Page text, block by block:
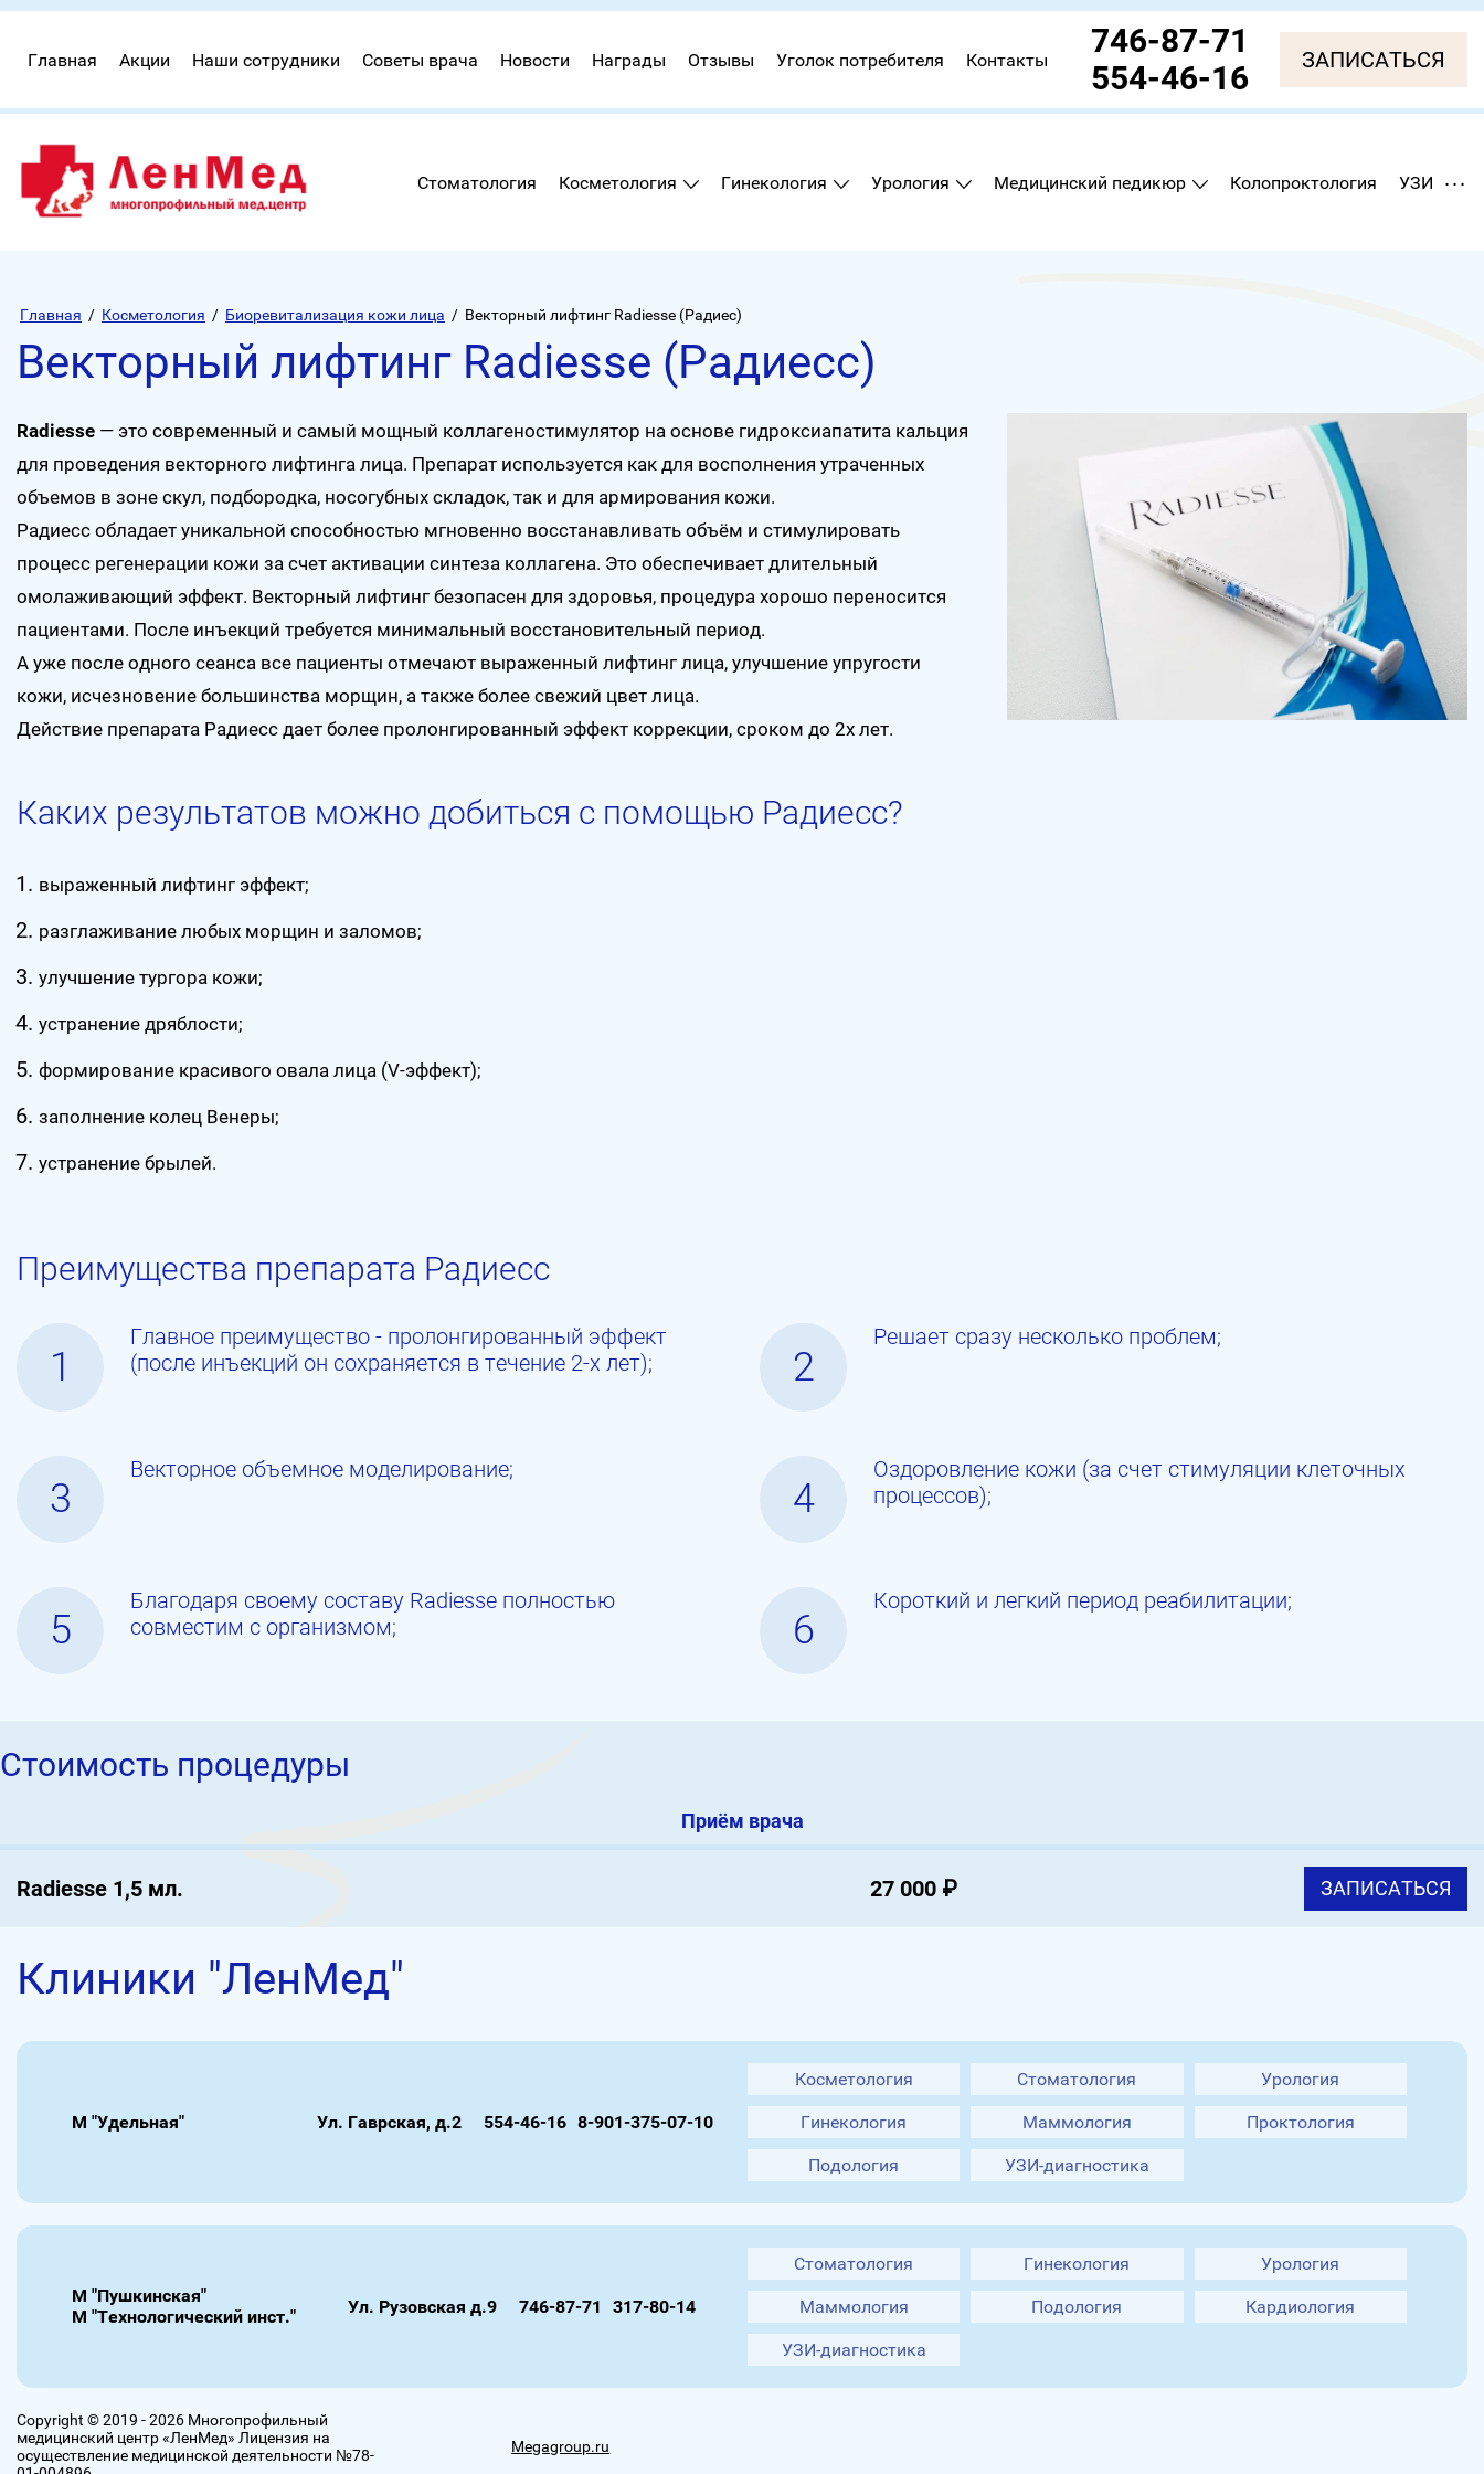
Главная Акции Наши сотрудники Советы врача Новости Награды Отзывы Уголок потребителя Контакты
746-87-71
554-46-16
ЗАПИСАТЬСЯ
Стоматология Косметология Гинекология Урология Медицинский педикюр Колопроктология УЗИ ...
Главная / Косметология / Биоревитализация кожи лица / Векторный лифтинг Radiesse (Радиес)
Векторный лифтинг Radiesse (Радиесс)
Radiesse — это современный и самый мощный коллагеностимулятор на основе гидроксиапатита кальция
для проведения векторного лифтинга лица. Препарат используется как для восполнения утраченных
объемов в зоне скул, подбородка, носогубных складок, так и для армирования кожи.
Радиесс обладает уникальной способностью мгновенно восстанавливать объём и стимулировать
процесс регенерации кожи за счет активации синтеза коллагена. Это обеспечивает длительный
омолаживающий эффект. Векторный лифтинг безопасен для здоровья, процедура хорошо переносится
пациентами. После инъекций требуется минимальный восстановительный период.
А уже после одного сеанса все пациенты отмечают выраженный лифтинг лица, улучшение упругости
кожи, исчезновение большинства морщин, а также более свежий цвет лица.
Действие препарата Радиесс дает более пролонгированный эффект коррекции, сроком до 2х лет.
Каких результатов можно добиться с помощью Радиесс?
выраженный лифтинг эффект;
разглаживание любых морщин и заломов;
улучшение тургора кожи;
устранение дряблости;
формирование красивого овала лица (V-эффект);
заполнение колец Венеры;
устранение брылей.
Преимущества препарата Радиесс
1
Главное преимущество - пролонгированный эффект
(после инъекций он сохраняется в течение 2-х лет);
2
Решает сразу несколько проблем;
3
Векторное объемное моделирование;
4
Оздоровление кожи (за счет стимуляции клеточных
процессов);
5
Благодаря своему составу Radiesse полностью
совместим с организмом;
6
Короткий и легкий период реабилитации;
Стоимость процедуры
Приём врача
Radiesse 1,5 мл. 27 000 ₽ ЗАПИСАТЬСЯ
Клиники "ЛенМед"
М "Удельная" Ул. Гаврская, д.2 554-46-16 8-901-375-07-10
Косметология Стоматология Урология
Гинекология Маммология Проктология
Подология УЗИ-диагностика
М "Пушкинская"
М "Технологический инст."
Ул. Рузовская д.9 746-87-71 317-80-14
Стоматология Гинекология Урология
Маммология Подология Кардиология
УЗИ-диагностика
Copyright © 2019 - 2026 Многопрофильный
медицинский центр «ЛенМед» Лицензия на
осуществление медицинской деятельности №78-
Megagroup.ru